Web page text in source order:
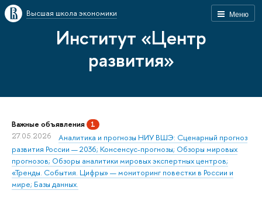
Меню
Высшая школа экономики
Институт «Центр
развития»
Важные объявления 1
27.05.2026
Аналитика и прогнозы НИУ ВШЭ: Сценарный прогноз
развития России — 2036; Консенсус-прогнозы; Обзоры мировых
прогнозов; Обзоры аналитики мировых экспертных центров;
«Тренды. События. Цифры» — мониторинг повестки в России и
мире; Базы данных.